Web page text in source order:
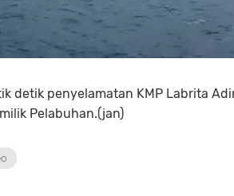
detik penyelamatan KMP Labrita
Pelabuhan.(jan)